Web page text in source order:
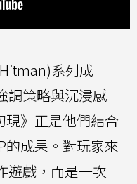
系列成
調策略與沉浸感
現》正是他們結合
的成果。對玩家來
遊戲，而是一次